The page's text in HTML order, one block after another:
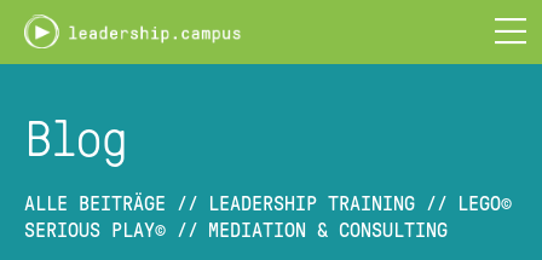
-
Blog
ALLE BEITRÄGE // LEADERSHIP TRAINING //
LEGO©
SERIOUS PLAY© // MEDIATION & CONSULTING